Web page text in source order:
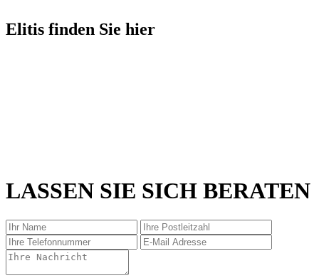
Elitis finden Sie hier
LASSEN SIE SICH BERATEN